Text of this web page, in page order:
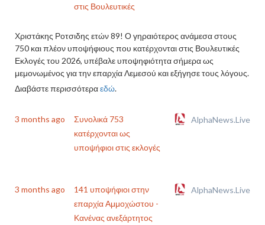
στις Βουλευτικές
Χριστάκης Ροτσιδης ετών 89! Ο γηραιότερος ανάμεσα στους
750 και πλέον υποψήφιους που κατέρχονται στις Βουλευτικές
Εκλογές του 2026, υπέβαλε υποψηφιότητα σήμερα ως
μεμονωμένος για την επαρχία Λεμεσού και εξήγησε τους λόγους.
Διαβάστε περισσότεραεδώ.
3 months ago
Συνολικά 753
κατέρχονται ως
υποψήφιοι στις εκλογές
AlphaNews.Live
3 months ago
141 υποψήφιοι στην
επαρχία Αμμοχώστου -
Κανένας ανεξάρτητος
AlphaNews.Live